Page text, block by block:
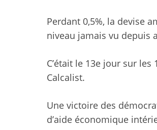
Perdant 0,5%, la devise
niveau jamais vu depuis
C’était le 13e jour sur
Calcalist.
Une victoire des
d’aide économique